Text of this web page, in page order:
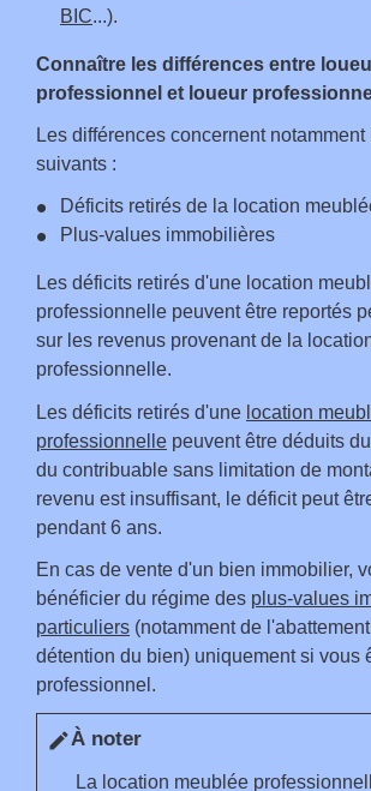
BIC...).
Connaître les différences entre
professionnel et loueur
Les différences concernent
suivants :
Déficits retirés de la location
Plus-values immobilières
Les déficits retirés d'une location
professionnelle peuvent être reportés
sur les revenus provenant de la
professionnelle.
Les déficits retirés d'une location
professionnelle peuvent être déduits
du contribuable sans limitation de
revenu est insuffisant, le déficit peut
pendant 6 ans.
En cas de vente d'un bien immobilier,
bénéficier du régime des plus-values
particuliers (notamment de
détention du bien) uniquement si vous
professionnel.
editÀ noter
La location meublée